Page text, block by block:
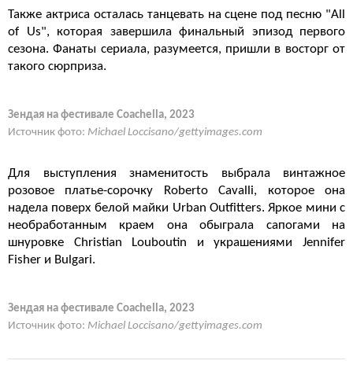
Также актриса осталась танцевать на сцене под песню "All
of Us", которая завершила финальный эпизод первого
сезона. Фанаты сериала, разумеется, пришли в восторг от
такого сюрприза.
Зендая на фестивале Coachella, 2023
Источник фото: Michael Loccisano/gettyimages.com
Для выступления знаменитость выбрала винтажное
розовое платье-сорочку Roberto Cavalli, которое она
надела поверх белой майки Urban Outfitters. Яркое мини с
необработанным краем она обыграла сапогами на
шнуровке Christian Louboutin и украшениями Jennifer
Fisher и Bulgari.
Зендая на фестивале Coachella, 2023
Источник фото: Michael Loccisano/gettyimages.com